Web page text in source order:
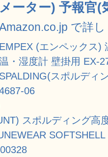
メーター) 予報官(
で詳
EMPEX (エンペックス)
・湿度計 壁掛用 EX-
SPALDING(スポルディ
06
スポルディング高